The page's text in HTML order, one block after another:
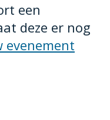
een
deze er nog
evenement